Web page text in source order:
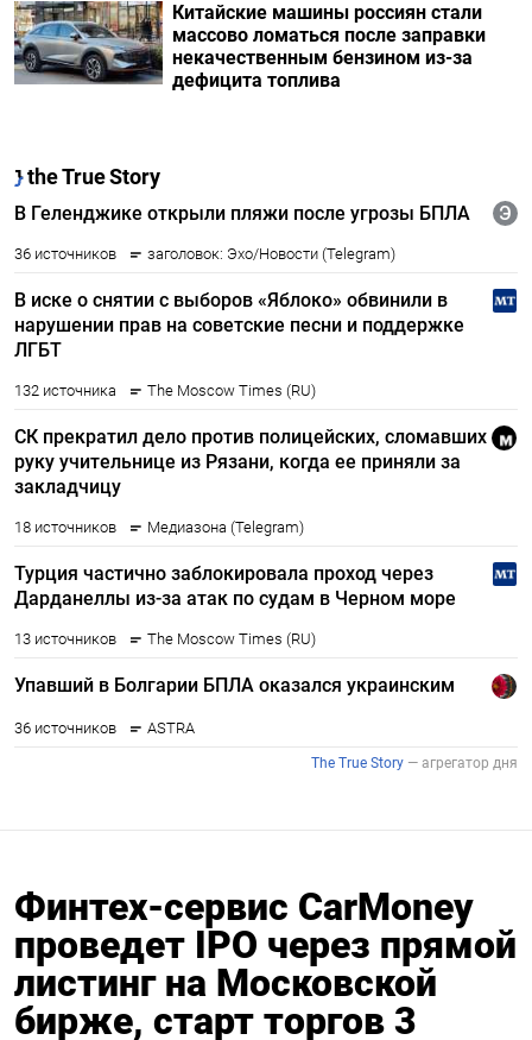
Китайские машины россиян стали
массово ломаться после заправки
некачественным бензином из-за
дефицита топлива
Финтех-сервис CarMoney
проведет IPO через прямой
листинг на Московской
бирже, старт торгов 3